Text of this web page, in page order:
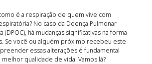
é a respiração de quem vive com
No caso da Doença Pulmonar
(DPOC), há mudanças significativas na forma
Se você ou alguém próximo recebeu este
essas alterações é fundamental
melhor qualidade de vida. Vamos lá?